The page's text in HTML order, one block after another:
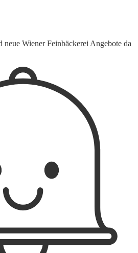
neue Wiener Feinbäckerei Angebote da